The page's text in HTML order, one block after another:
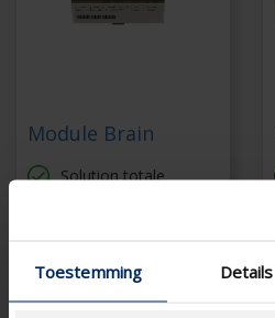
Toestemming Details
Module Brain
Solution totale
Contrôlez depuis
n'importe où